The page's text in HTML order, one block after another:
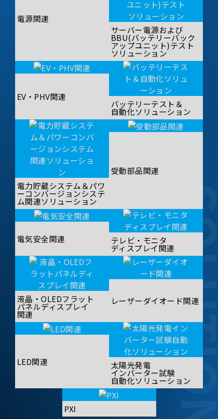
電源関連
サーバー電源および
BBU(バッテリーバック
アップユニット)テスト
ソリューション
EV・PHV関連
バッテリーテスト＆
自動化ソリューション
電力貯蔵システム＆パワ
ーコンバージョンシステ
ム関連ソリューション
受動部品関連
電気安全関連 テレビ・モニタ
ディスプレイ関連
液晶・OLEDフラット
パネルディスプレイ
関連
レーザーダイオード関連
LED関連 太陽光発電
インバーター試験
自動化ソリューション
PXI